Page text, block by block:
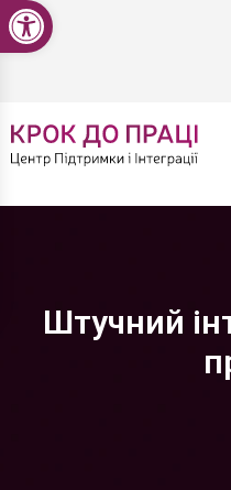
Перейти
до
Штучний